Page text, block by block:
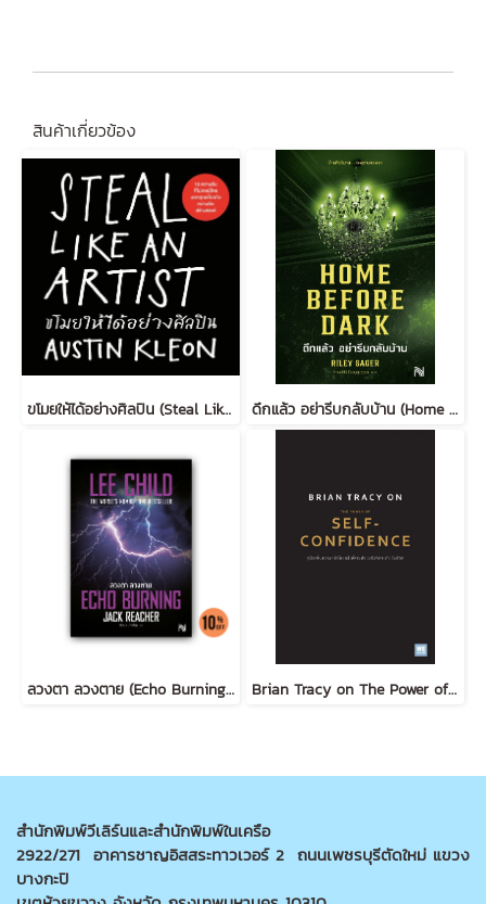
สินค้าเกี่ยวข้อง
ขโมยให้ได้อย่างศิลปิน (Steal Like an Artist) (ฉบับปรับปรุง) ดึกแล้ว อย่ารีบกลับบ้าน (Home Before Dark)
ลวงตา ลวงตาย (Echo Burning) [ฉบับปรับปรุง] #5 Brian Tracy on The Power of Self-Confidence
สำนักพิมพ์วีเลิร์นและสำนักพิมพ์ในเครือ
2922/271 อาคารชาญอิสสระทาวเวอร์ 2 ถนนเพชรบุรีตัดใหม่ แขวง
บางกะปิ